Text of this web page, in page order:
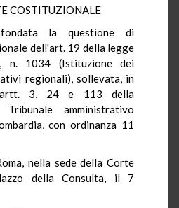
COSTITUZIONALE
la questione di
dell'art. 19 della legge
n. 1034 (Istituzione dei
regionali), sollevata, in
3, 24 e 113 della
amministrativo
con ordinanza 11
nella sede della Corte
della Consulta, il 7